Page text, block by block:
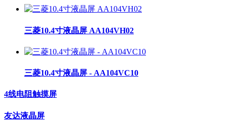
三菱10.4寸液晶屏 AA104VH02
三菱10.4寸液晶屏 - AA104VC10
4线电阻触摸屏
友达液晶屏